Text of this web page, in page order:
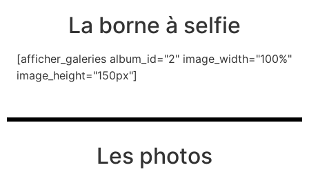
La borne à selfie
[afficher_galeries album_id="2" image_width="100%"
image_height="150px"]
Les photos